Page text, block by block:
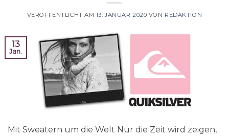
VERÖFFENTLICHT AM 13. JANUAR 2020 VON REDAKTION
13
Jan.
Mit Sweatern um die Welt Nur die Zeit wird zeigen,